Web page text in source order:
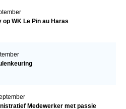
op WK Le Pin au Haras
Medewerker met passie